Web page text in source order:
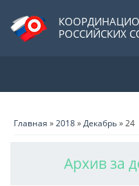
РОССИЙСКИХ
Главная »2018»Декабрь»24
Архив за